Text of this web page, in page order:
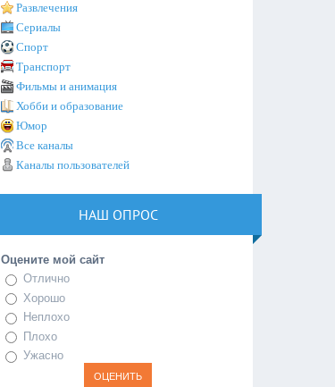
Развлечения
Сериалы
Спорт
Транспорт
Фильмы и анимация
Хобби и образование
Юмор
Все каналы
Каналы пользователей
НАШ ОПРОС
Оцените мой сайт
Отлично
Хорошо
Неплохо
Плохо
Ужасно